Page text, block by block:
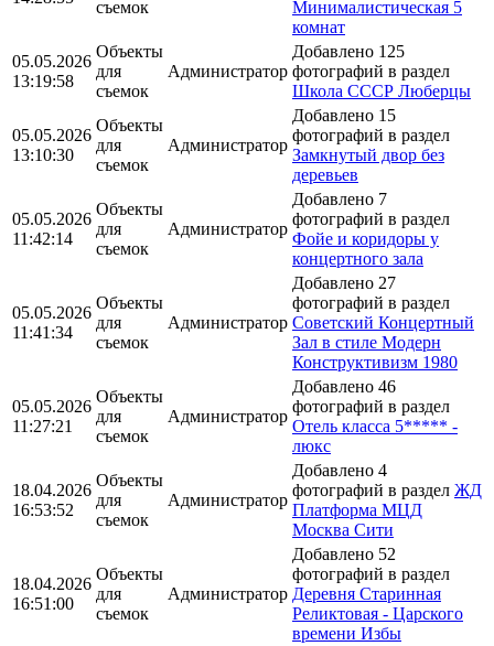
съемок
Минималистическая 5
комнат
05.05.2026
13:19:58
Объекты
для
съемок
Администратор
Добавлено 125
фотографий в раздел
Школа CCCР Люберцы
05.05.2026
13:10:30
Объекты
для
съемок
Администратор
Добавлено 15
фотографий в раздел
Замкнутый двор без
деревьев
05.05.2026
11:42:14
Объекты
для
съемок
Администратор
Добавлено 7
фотографий в раздел
Фойе и коридоры у
концертного зала
05.05.2026
11:41:34
Объекты
для
съемок
Администратор
Добавлено 27
фотографий в раздел
Советский Концертный
Зал в стиле Модерн
Конструктивизм 1980
05.05.2026
11:27:21
Объекты
для
съемок
Администратор
Добавлено 46
фотографий в раздел
Отель класса 5***** -
люкс
18.04.2026
16:53:52
Объекты
для
съемок
Администратор
Добавлено 4
фотографий в раздел ЖД
Платформа МЦД
Москва Сити
18.04.2026
16:51:00
Объекты
для
съемок
Администратор
Добавлено 52
фотографий в раздел
Деревня Старинная
Реликтовая - Царского
времени Избы